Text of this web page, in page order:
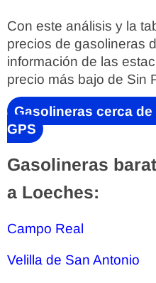
Con este análisis y la
precios de gasolineras
información de las
precio más bajo de Sin
Gasolineras cerca
GPS
Gasolineras
a Loeches:
Campo Real
Velilla de San Antonio